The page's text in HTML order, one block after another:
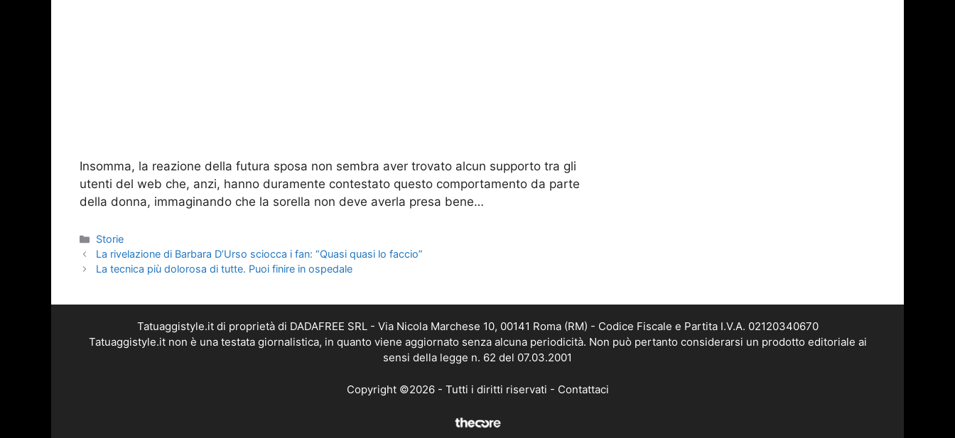
Insomma, la reazione della futura sposa non sembra aver trovato alcun supporto tra gli
utenti del web che, anzi, hanno duramente contestato questo comportamento da parte
della donna, immaginando che la sorella non deve averla presa bene…
Categorie
Storie
La rivelazione di Barbara D’Urso sciocca i fan: “Quasi quasi lo faccio”
La tecnica più dolorosa di tutte. Puoi finire in ospedale
Tatuaggistyle.it di proprietà di DADAFREE SRL - Via Nicola Marchese 10, 00141 Roma (RM) - Codice Fiscale e Partita I.V.A. 02120340670
Tatuaggistyle.it non è una testata giornalistica, in quanto viene aggiornato senza alcuna periodicità. Non può pertanto considerarsi un prodotto editoriale ai
sensi della legge n. 62 del 07.03.2001
Copyright ©2026 - Tutti i diritti riservati - Contattaci